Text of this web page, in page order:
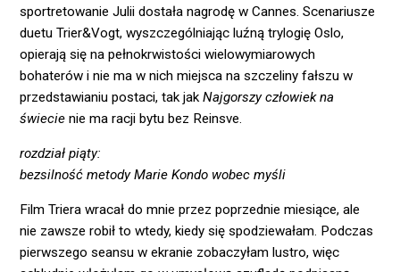
sportretowanie Julii dostała nagrodę w Cannes. Scenariusze
duetu Trier&Vogt, wyszczególniając luźną trylogię Oslo,
opierają się na pełnokrwistości wielowymiarowych
bohaterów i nie ma w nich miejsca na szczeliny fałszu w
przedstawianiu postaci, tak jakNajgorszy człowiek na
świecie nie ma racji bytu bez Reinsve.
rozdział piąty:
bezsilność metody Marie Kondo wobec myśli
Film Triera wracał do mnie przez poprzednie miesiące, ale
nie zawsze robił to wtedy, kiedy się spodziewałam. Podczas
pierwszego seansu w ekranie zobaczyłam lustro, więc